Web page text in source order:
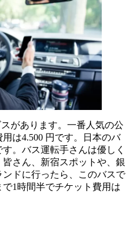
があります。一番人気の公
は4.500 円です。日本のバ
。バス運転手さんは優しく
さん、新宿スポットや、銀
ドに行ったら、このバスで
1時間半でチケット費用は